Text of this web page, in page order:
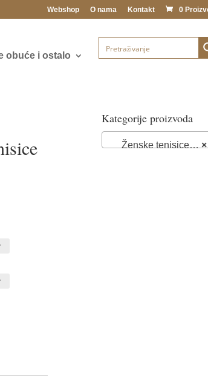
Webshop O nama Kontakt 0
obuće i ostalo
Kategorije proizvoda
×
Ženske tenisice (76)